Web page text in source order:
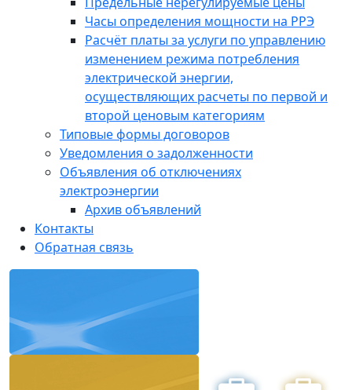
Часы определения мощности на РРЭ
Расчёт платы за услуги по управлению
изменением режима потребления
электрической энергии,
осуществляющих расчеты по первой и
второй ценовым категориям
Типовые формы договоров
Уведомления о задолженности
Объявления об отключениях
электроэнергии
Архив объявлений
Контакты
Обратная связь